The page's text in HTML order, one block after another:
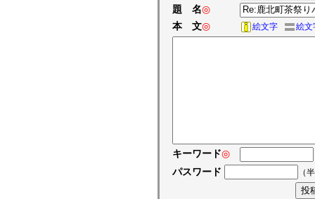
題 名◎
本 文◎ 絵文字 絵文
キーワード◎
パスワード （